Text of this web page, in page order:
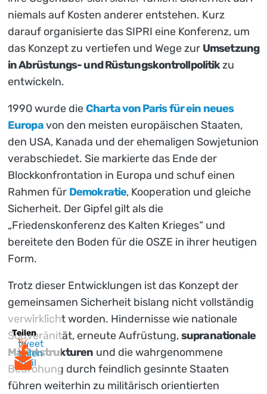
Teilen
tweet
teilen
mail
niemals auf Kosten anderer entstehen. Kurz
darauf organisierte das SIPRI eine Konferenz, um
das Konzept zu vertiefen und Wege zur Umsetzung
in Abrüstungs- und Rüstungskontrollpolitikzu
entwickeln.
1990 wurde dieCharta von Paris für ein neues
Europavon den meisten europäischen Staaten,
den USA, Kanada und der ehemaligen Sowjetunion
verabschiedet. Sie markierte das Ende der
Blockkonfrontation in Europa und schuf einen
Rahmen für Demokratie, Kooperation und gleiche
Sicherheit. Der Gipfel gilt als die
„Friedenskonferenz des Kalten Krieges“ und
bereitete den Boden für die OSZE in ihrer heutigen
Form.
Trotz dieser Entwicklungen ist das Konzept der
gemeinsamen Sicherheit bislang nicht vollständig
verwirklicht worden. Hindernisse wie nationale
Souveränität, erneute Aufrüstung,supranationale
Machtstrukturen und die wahrgenommene
Bedrohung durch feindlich gesinnte Staaten
führen weiterhin zu militärisch orientierten